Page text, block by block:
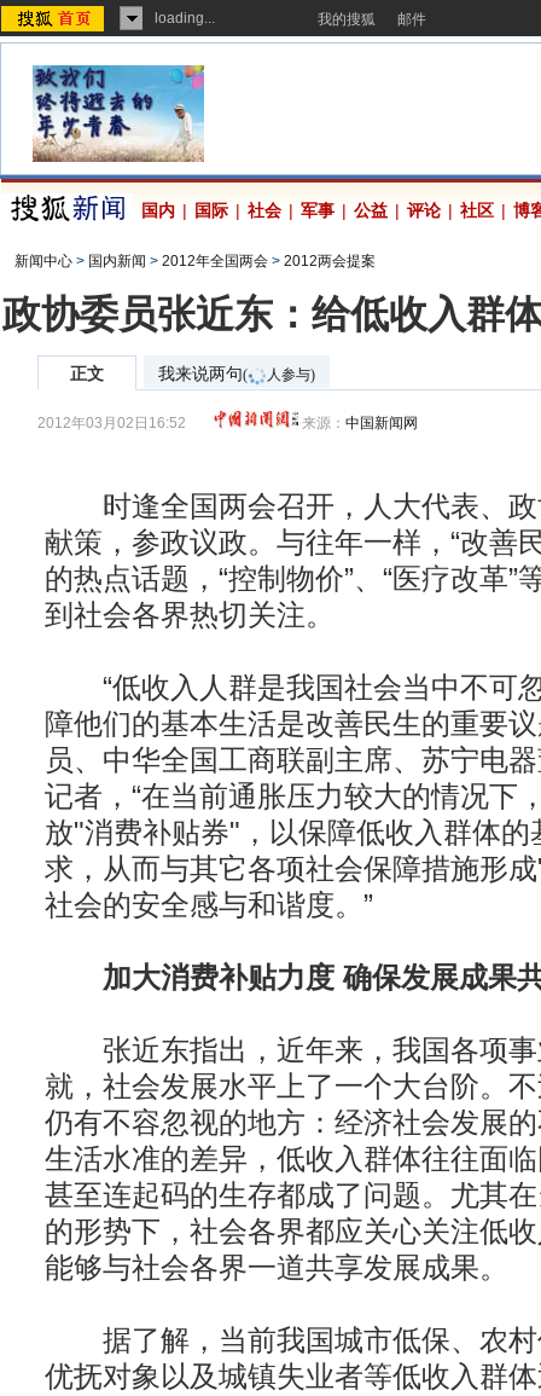
loading... 我的搜狐 邮件
国内 | 国际 | 社会 | 军事 | 公益 | 评论 | 社区 | 博
新闻中心 > 国内新闻 > 2012年全国两会 > 2012两会提案
政协委员张近东：给低收入群
正文 我来说两句( 人参与)
2012年03月02日16:52 来源： 中国新闻网
时逢全国两会召开，人大代表、政
献策，参政议政。与往年一样，“改善
的热点话题，“控制物价”、“医疗改革”
到社会各界热切关注。
“低收入人群是我国社会当中不可
障他们的基本生活是改善民生的重要
员、中华全国工商联副主席、苏宁电
记者，“在当前通胀压力较大的情况下
放"消费补贴券"，以保障低收入群体的
求，从而与其它各项社会保障措施形
社会的安全感与和谐度。”
加大消费补贴力度 确保发展成果
张近东指出，近年来，我国各项事
就，社会发展水平上了一个大台阶。
仍有不容忽视的地方：经济社会发展
生活水准的差异，低收入群体往往面
甚至连起码的生存都成了问题。尤其
的形势下，社会各界都应关心关注低
能够与社会各界一道共享发展成果。
据了解，当前我国城市低保、农村
优抚对象以及城镇失业者等低收入群